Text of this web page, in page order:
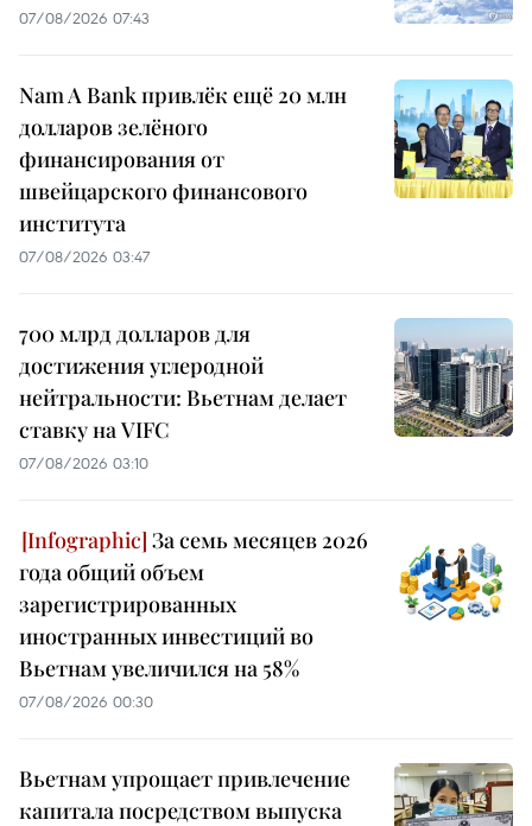
07/08/2026 07:43
Nam A Bank привлёк ещё 20 млн
долларов зелёного
финансирования от
швейцарского финансового
института
07/08/2026 03:47
700 млрд долларов для
достижения углеродной
нейтральности: Вьетнам делает
ставку на VIFC
07/08/2026 03:10
За семь месяцев 2026
года общий объем
зарегистрированных
иностранных инвестиций во
Вьетнам увеличился на 58%
07/08/2026 00:30
Вьетнам упрощает привлечение
капитала посредством выпуска